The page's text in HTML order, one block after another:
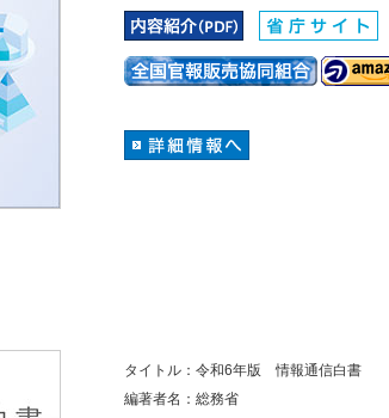
タイトル：令和6年版 情報通信白書
編著者名：総務省